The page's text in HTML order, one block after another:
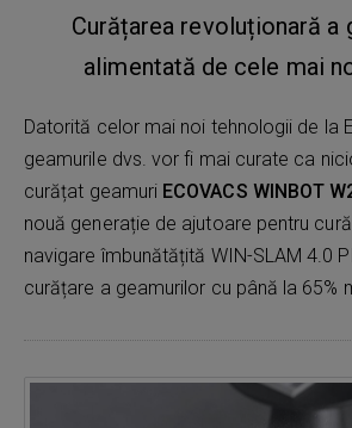
Curățarea revoluționară a
alimentată de cele mai
Datorită celor mai noi tehnologii de la
geamurile dvs. vor fi mai curate ca
curățat geamuri ECOVACS WINBOT
nouă generație de ajutoare pentru
navigare îmbunătățită WIN-SLAM 4.0
curățare a geamurilor cu până la 65%